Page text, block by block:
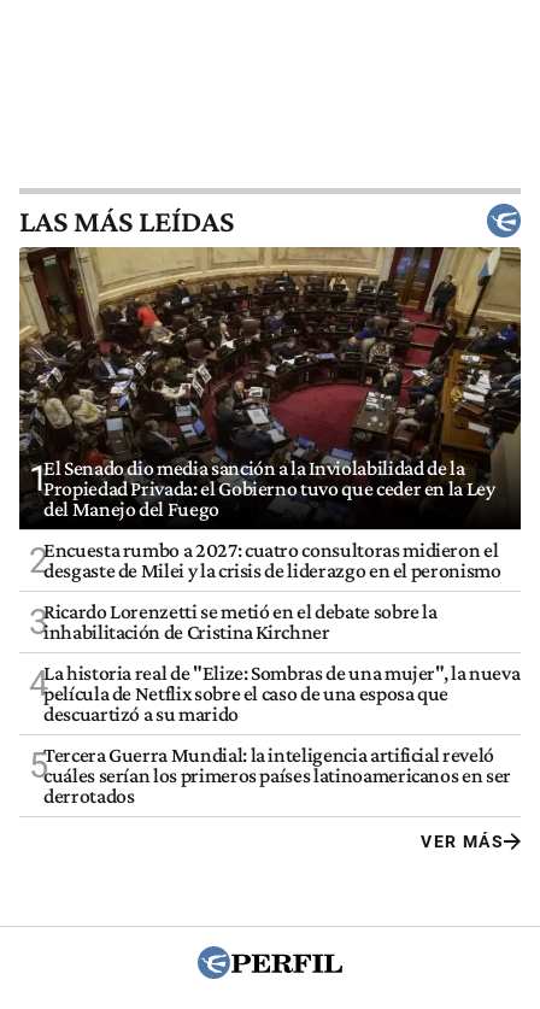
LAS MÁS LEÍDAS
1El Senado dio media sanción a la Inviolabilidad de la
Propiedad Privada: el Gobierno tuvo que ceder en la Ley
del Manejo del Fuego
2Encuesta rumbo a 2027: cuatro consultoras midieron el
desgaste de Milei y la crisis de liderazgo en el peronismo
3Ricardo Lorenzetti se metió en el debate sobre la
inhabilitación de Cristina Kirchner
4La historia real de "Elize: Sombras de una mujer", la nueva
película de Netflix sobre el caso de una esposa que
descuartizó a su marido
5Tercera Guerra Mundial: la inteligencia artificial reveló
cuáles serían los primeros países latinoamericanos en ser
derrotados
VER MÁS